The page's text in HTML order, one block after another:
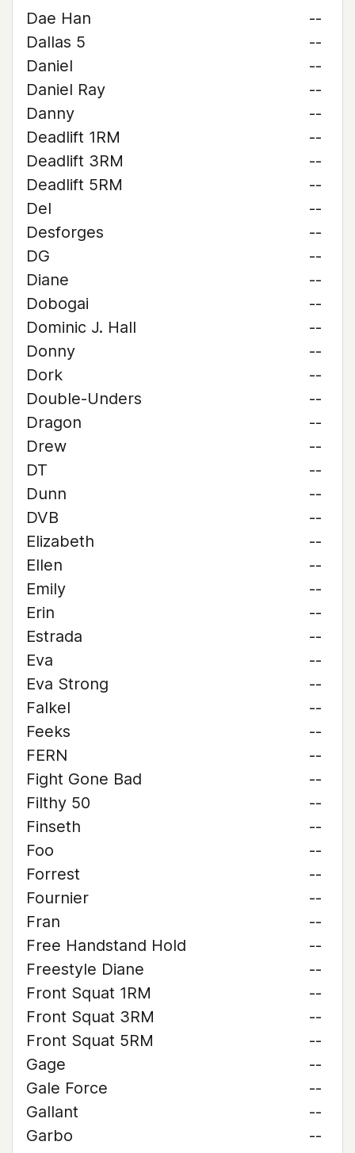
Dae Han
--
Dallas 5
--
Daniel
--
Daniel Ray
--
Danny
--
Deadlift 1RM
--
Deadlift 3RM
--
Deadlift 5RM
--
Del
--
Desforges
--
DG
--
Diane
--
Dobogai
--
Dominic J. Hall
--
Donny
--
Dork
--
Double-Unders
--
Dragon
--
Drew
--
DT
--
Dunn
--
DVB
--
Elizabeth
--
Ellen
--
Emily
--
Erin
--
Estrada
--
Eva
--
Eva Strong
--
Falkel
--
Feeks
--
FERN
--
Fight Gone Bad
--
Filthy 50
--
Finseth
--
Foo
--
Forrest
--
Fournier
--
Fran
--
Free Handstand Hold
--
Freestyle Diane
--
Front Squat 1RM
--
Front Squat 3RM
--
Front Squat 5RM
--
Gage
--
Gale Force
--
Gallant
--
Garbo
--